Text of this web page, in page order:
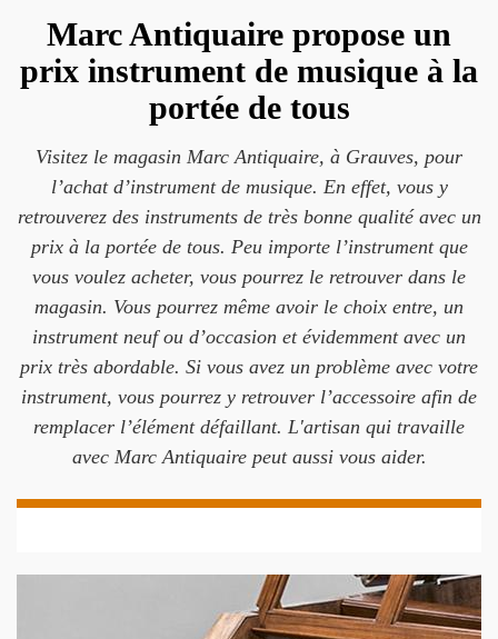
Marc Antiquaire propose un
prix instrument de musique à la
portée de tous
Visitez le magasin Marc Antiquaire, à Grauves, pour
l’achat d’instrument de musique. En effet, vous y
retrouverez des instruments de très bonne qualité avec un
prix à la portée de tous. Peu importe l’instrument que
vous voulez acheter, vous pourrez le retrouver dans le
magasin. Vous pourrez même avoir le choix entre, un
instrument neuf ou d’occasion et évidemment avec un
prix très abordable. Si vous avez un problème avec votre
instrument, vous pourrez y retrouver l’accessoire afin de
remplacer l’élément défaillant. L'artisan qui travaille
avec Marc Antiquaire peut aussi vous aider.